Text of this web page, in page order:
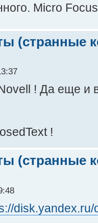
Micro
(странные
! Да еще и
!
(странные